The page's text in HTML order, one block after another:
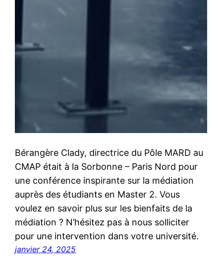
Bérangère Clady, directrice du Pôle MARD au
CMAP était à la Sorbonne – Paris Nord pour
une conférence inspirante sur la médiation
auprès des étudiants en Master 2. Vous
voulez en savoir plus sur les bienfaits de la
médiation ? N’hésitez pas à nous solliciter
pour une intervention dans votre université.
janvier 24, 2025